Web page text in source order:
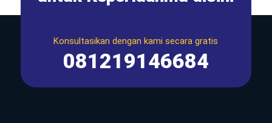
Konsultasikan dengan kami secara gratis
081219146684